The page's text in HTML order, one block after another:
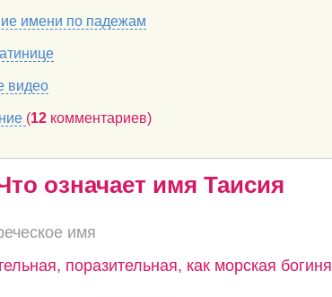
имени по падежам
видео
(12 комментариев)
означает имя Таисия
имя
поразительная, как морская богиня